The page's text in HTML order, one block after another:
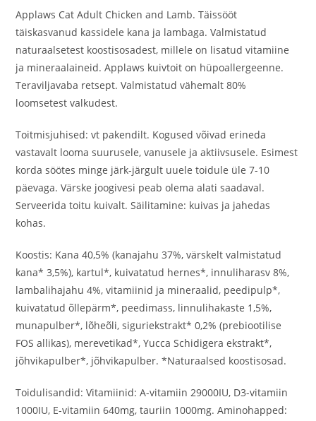
Applaws Cat Adult Chicken and Lamb. Täissööt
täiskasvanud kassidele kana ja lambaga. Valmistatud
naturaalsetest koostisosadest, millele on lisatud vitamiine
ja mineraalaineid. Applaws kuivtoit on hüpoallergeenne.
Teraviljavaba retsept. Valmistatud vähemalt 80%
loomsetest valkudest.
Toitmisjuhised: vt pakendilt. Kogused võivad erineda
vastavalt looma suurusele, vanusele ja aktiivsusele. Esimest
korda söötes minge järk-järgult uuele toidule üle 7-10
päevaga. Värske joogivesi peab olema alati saadaval.
Serveerida toitu kuivalt. Säilitamine: kuivas ja jahedas
kohas.
Koostis: Kana 40,5% (kanajahu 37%, värskelt valmistatud
kana* 3,5%), kartul*, kuivatatud hernes*, innuliharasv 8%,
lambalihajahu 4%, vitamiinid ja mineraalid, peedipulp*,
kuivatatud õllepärm*, peedimass, linnulihakaste 1,5%,
munapulber*, lõheõli, siguriekstrakt* 0,2% (prebiootilise
FOS allikas), merevetikad*, Yucca Schidigera ekstrakt*,
jõhvikapulber*, jõhvikapulber. *Naturaalsed koostisosad.
Toidulisandid: Vitamiinid: A-vitamiin 29000IU, D3-vitamiin
1000IU, E-vitamiin 640mg, tauriin 1000mg. Aminohapped: